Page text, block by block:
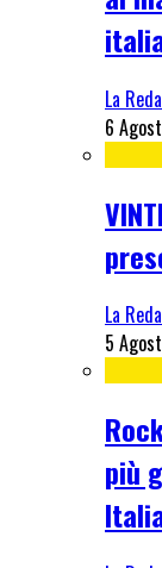
La
6
La
5
più